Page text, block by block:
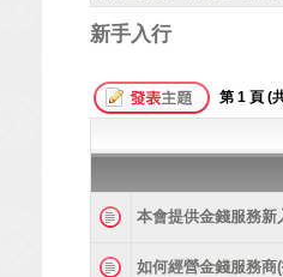
新手入行
第 1 頁 (
本會提供金錢服務新
如何經營金錢服務商